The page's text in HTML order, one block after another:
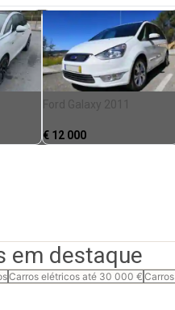
Ford Galaxy 2011
€ 12 000
em destaque
Carros elétricos até 30 000 €